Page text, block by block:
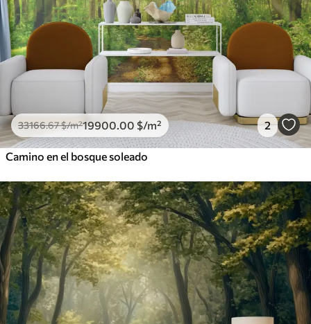
33166.67$/m²19900 .00 $/m² 2
Camino en el bosque soleado